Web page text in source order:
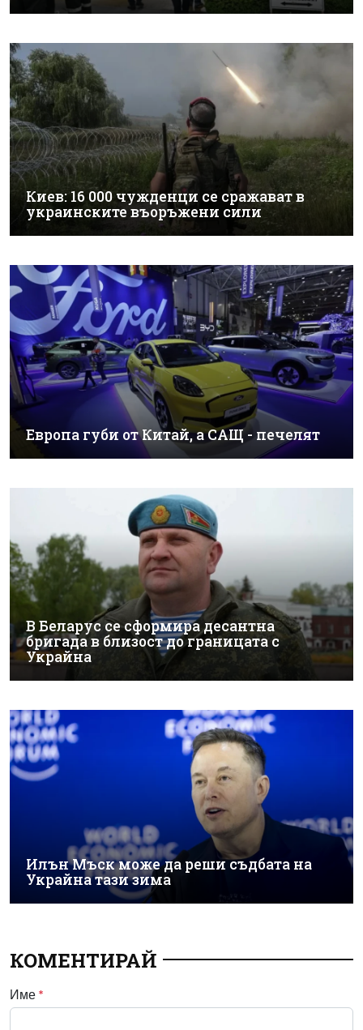
Киев: 16 000 чужденци се сражават в
украинските въоръжени сили
Европа губи от Китай, а САЩ - печелят
В Беларус се сформира десантна
бригада в близост до границата с
Украйна
Илън Мъск може да реши съдбата на
Украйна тази зима
КОМЕНТИРАЙ
Име *